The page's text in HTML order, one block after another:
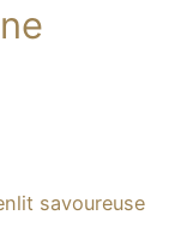
savoureuse